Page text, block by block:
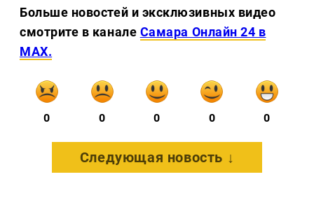
Больше новостей и эксклюзивных видео
смотрите в канале Самара Онлайн 24 в
MAX.
0 0 0 0 0
Следующая новость ↓